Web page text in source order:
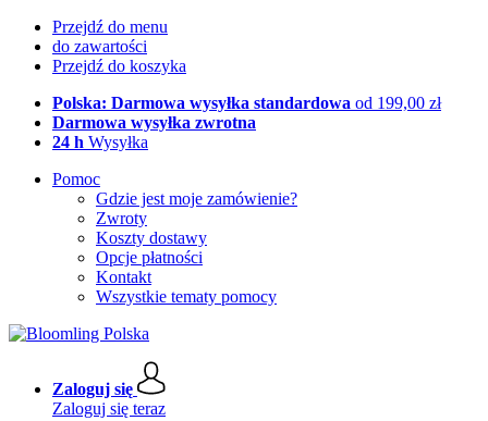
Przejdź do menu
do zawartości
Przejdź do koszyka
Polska: Darmowa wysyłka standardowa od 199,00 zł
Darmowa wysyłka zwrotna
24 h Wysyłka
Pomoc
Gdzie jest moje zamówienie?
Zwroty
Koszty dostawy
Opcje płatności
Kontakt
Wszystkie tematy pomocy
Zaloguj się
Zaloguj się teraz